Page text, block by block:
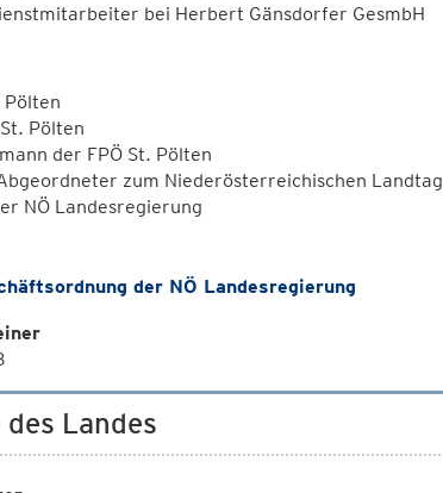
bei Herbert Gänsdorfer GesmbH
Pölten
der FPÖ St. Pölten
zum Niederösterreichischen Landtag
NÖ Landesregierung
der NÖ Landesregierung
Landes